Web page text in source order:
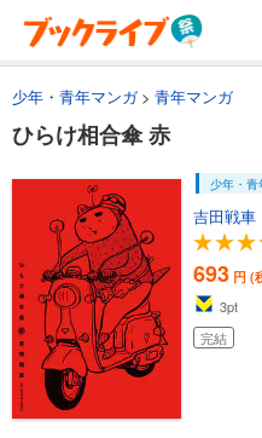
少年・青年マンガ 青年マンガ
ひらけ相合傘 赤
少年・青
吉田戦車
693 円 (
3pt
完結